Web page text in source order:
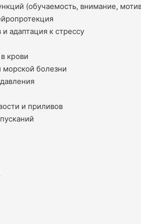
(обучаемость, внимание,
адаптация к стрессу
крови
морской болезни
и приливов